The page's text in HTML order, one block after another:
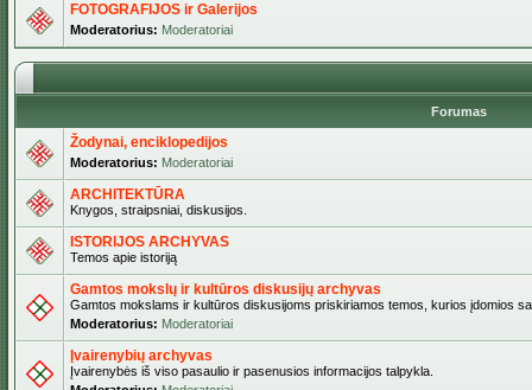
FOTOGRAFIJOS ir Galerijos
Moderatorius: Moderatoriai
Forumas
Žodynai, enciklopedijos
Moderatorius: Moderatoriai
ARCHITEKTŪRA
Knygos, straipsniai, diskusijos.
ISTORIJOS ARCHYVAS
Temos apie istoriją
Gamtos mokslų ir kultūros diskusijų archyvas
Gamtos mokslams ir kultūros diskusijoms priskiriamos temos, kurios įdomios
Moderatorius: Moderatoriai
Įvairenybių archyvas
Įvairenybės iš viso pasaulio ir pasenusios informacijos talpykla.